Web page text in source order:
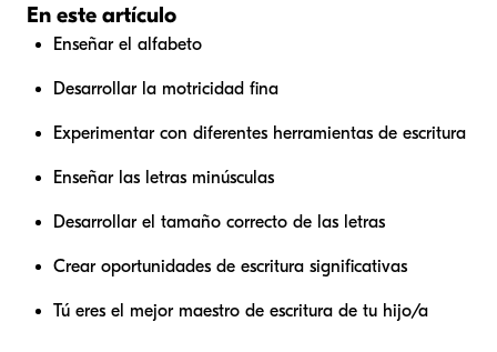
En este artículo
Enseñar el alfabeto
Desarrollar la motricidad fina
Experimentar con diferentes herramientas de escritura
Enseñar las letras minúsculas
Desarrollar el tamaño correcto de las letras
Crear oportunidades de escritura significativas
Tú eres el mejor maestro de escritura de tu hijo/a